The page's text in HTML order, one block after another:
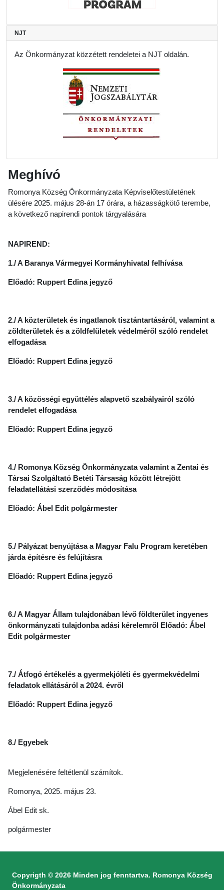
NJT
Az Önkormányzat közzétett rendeletei a NJT oldalán.
Meghívó
Romonya Község Önkormányzata Képviselő­testületének
ülésére 2025. május 28-án 17 órára, a házasságkötő terembe,
a következő napirendi pontok tárgyalására
NAPIREND:
1./ A Baranya Vármegyei Kormányhivatal felhívása
Előadó: Ruppert Edina jegyző
2./ A közterületek és ingatlanok tisztántartásáról, valamint a
zöldterületek és a zöldfelületek védelméről szóló rendelet
elfogadása
Előadó: Ruppert Edina jegyző
3./ A közösségi együttélés alapvető szabályairól szóló
rendelet elfogadása
Előadó: Ruppert Edina jegyző
4./ Romonya Község Önkormányzata valamint a Zentai és
Társai Szolgáltató Betéti Társaság között létrejött
feladatellátási szerződés módosítása
Előadó: Ábel Edit polgármester
5./ Pályázat benyújtása a Magyar Falu Program keretében
járda építésre és felújításra
Előadó: Ruppert Edina jegyző
6./ A Magyar Állam tulajdonában lévő földterület ingyenes
önkormányzati tulajdonba adási kérelemről Előadó: Ábel
Edit polgármester
7./ Átfogó értékelés a gyermekjóléti és gyermekvédelmi
feladatok ellátásáról a 2024. évről
Előadó: Ruppert Edina jegyző
8./ Egyebek
Megjelenésére feltétlenül számítok.
Romonya, 2025. május 23.
Ábel Edit sk.
polgármester
Copyrigth © 2026 Minden jog fenntartva. Romonya Község
Önkormányzata